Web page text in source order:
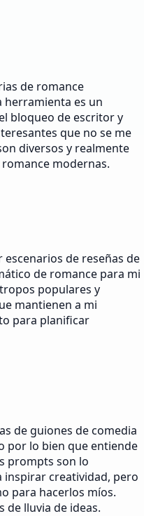
de romance
herramienta es un
bloqueo de escritor y
que no se me
diversos y realmente
modernas.
de reseñas de
de romance para mi
populares y
mantienen a mi
para planificar
de guiones de comedia
por lo bien que entiende
prompts son lo
creatividad, pero
para hacerlos míos.
de lluvia de ideas.